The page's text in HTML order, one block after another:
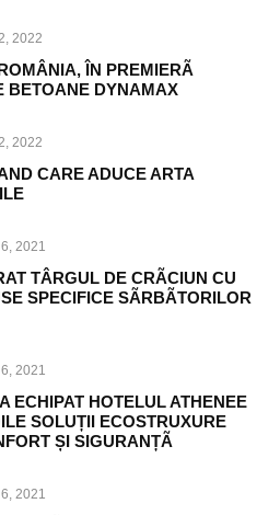
2022
ÎN PREMIERÃ
BETOANE DYNAMAX
2022
CARE ADUCE ARTA
2021
TÂRGUL DE CRÃCIUN CU
SPECIFICE SÃRBÃTORILOR
2021
ECHIPAT HOTELUL ATHENEE
SOLUȚII ECOSTRUXURE
ȘI SIGURANȚÃ
2021